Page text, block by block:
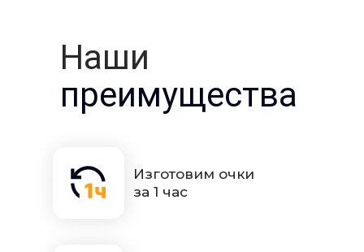
Наши
преимущества
Изготовим очки
за 1 час